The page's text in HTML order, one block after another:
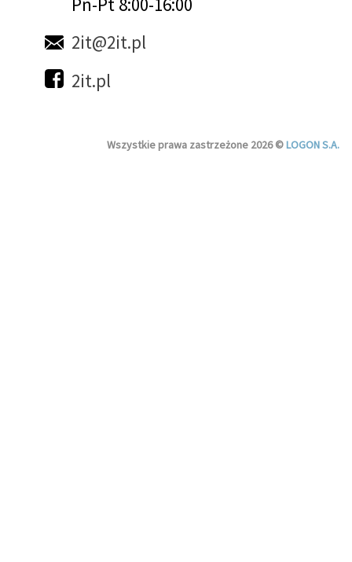
Pn-Pt 8:00-16:00
2it@2it.pl
2it.pl
Wszystkie prawa zastrzeżone 2026 ©LOGON S.A.